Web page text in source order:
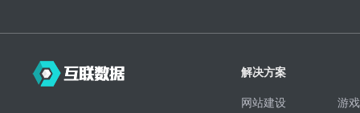
解决方案
网站建设 游